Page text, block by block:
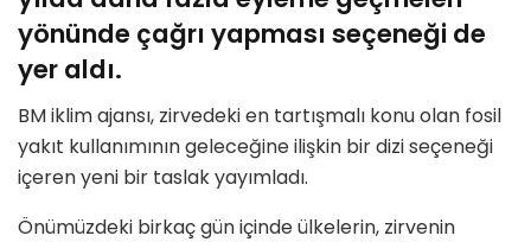
yönünde çağrı yapması seçeneği de
yer aldı.
BM iklim ajansı, zirvedeki en tartışmalı konu olan fosil
yakıt kullanımının geleceğine ilişkin bir dizi seçeneği
içeren yeni bir taslak yayımladı.
Önümüzdeki birkaç gün içinde ülkelerin, zirvenin